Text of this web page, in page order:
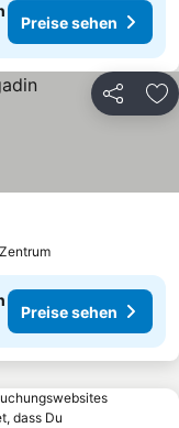
Preise sehen
Teilen
Preise sehen
dass Du